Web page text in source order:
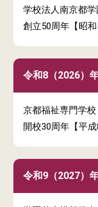
学校法人南京都学
創立50周年【昭和
令和8（2026）
京都福祉専門学校
開校30周年【平成
令和9（2027）